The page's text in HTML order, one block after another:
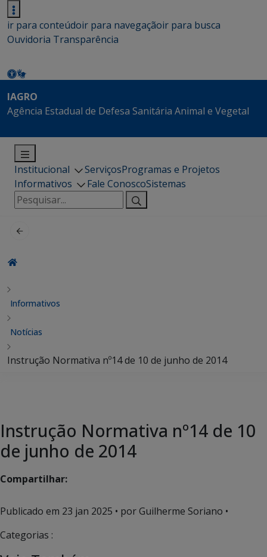
ir para conteúdoir para navegaçãoir para busca
Ouvidoria Transparência
IAGRO
Agência Estadual de Defesa Sanitária Animal e Vegetal
Institucional ServiçosProgramas e Projetos
Informativos
Fale ConoscoSistemas
Pesquisar
por:
Informativos
Notícias
Instrução Normativa nº14 de 10 de junho de 2014
Instrução Normativa nº14 de 10
de junho de 2014
Compartilhar:
Publicado em 23 jan 2025 • por Guilherme Soriano •
Categorias :